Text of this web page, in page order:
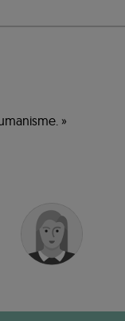
»